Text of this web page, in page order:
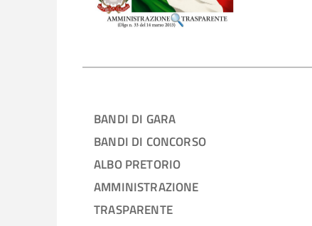
BANDI DI GARA
BANDI DI CONCORSO
ALBO PRETORIO
AMMINISTRAZIONE
TRASPARENTE